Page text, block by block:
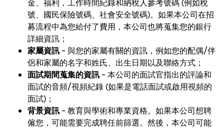
金、福利，工作時間紀錄和納稅人參考號碼 (例如稅
號、國民保險號碼、社會安全號碼)。如果本公司在招
募流程中為您給付了費用，本公司也將蒐集您的銀行
詳細資訊；
家屬資訊 – 與您的家屬有關的資訊，例如您的配偶/伴
侶和家屬的名字和姓氏、出生日期以及聯絡方式；
面試期間蒐集的資訊 – 本公司的面試官指出的評論和
面試的音頻/視頻紀錄 (如果是電話面試或啟用視頻的
面試)；
背景資訊 – 教育與學術和專業資格。如果本公司想聘
僱您，可能需要完成聘任前篩選。然後，本公司可能